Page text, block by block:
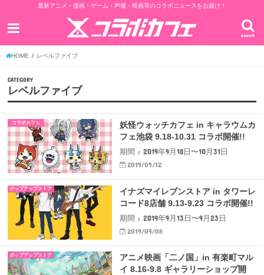
最新アニメ・漫画・ゲーム・声優・映画等のコラボニュースをお届け！
search
HOME レベルファイブ
CATEGORY
レベルファイブ
コラボカフェ
妖怪ウォッチカフェ in キャラウムカ
フェ池袋 9.18-10.31 コラボ開催!!
期間 : 2019年9月18日〜10月31日
2019/09/12
ポップアップストア
イナズマイレブンストア in タワーレ
コード8店舗 9.13-9.23 コラボ開催!!
期間 : 2019年9月13日〜9月23日
2019/09/08
ポップアップストア
アニメ映画「二ノ国」in 有楽町マル
イ 8.16-9.8 ギャラリーショップ開